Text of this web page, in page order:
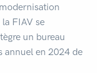
FIAV se
un bureau
annuel en 2024 de